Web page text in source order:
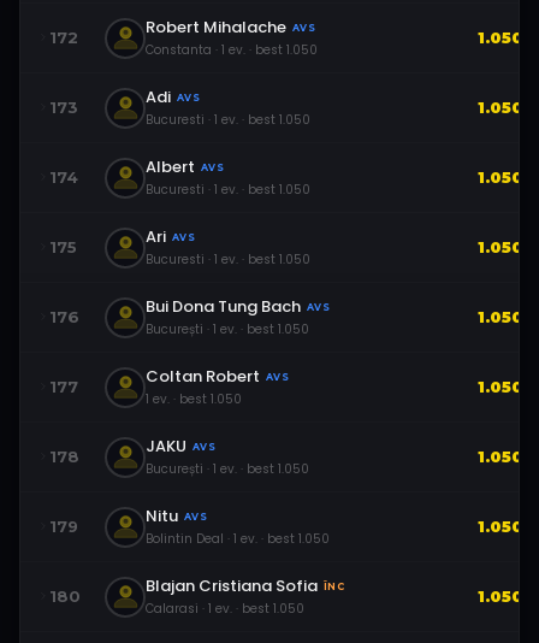
172 Robert Mihalache AVS
Constanta · 1 ev. · best 1.050
1.050
173 Adi AVS
Bucuresti · 1 ev. · best 1.050
1.050
174 Albert AVS
Bucuresti · 1 ev. · best 1.050
1.050
175 Ari AVS
Bucuresti · 1 ev. · best 1.050
1.050
176 Bui Dona Tung Bach AVS
București · 1 ev. · best 1.050
1.050
177 Coltan Robert AVS
1 ev. · best 1.050
1.050
178 JAKU AVS
București · 1 ev. · best 1.050
1.050
179 Nitu AVS
Bolintin Deal · 1 ev. · best 1.050
1.050
180 Blajan Cristiana Sofia ÎNC
Calarasi · 1 ev. · best 1.050
1.050